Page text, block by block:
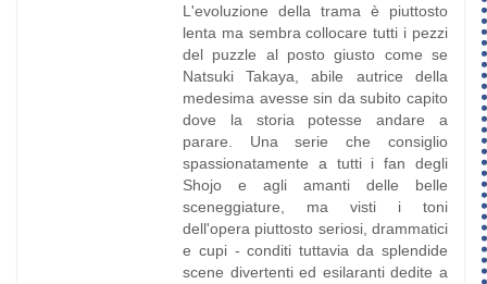
L'evoluzione della trama è piuttosto
lenta ma sembra collocare tutti i pezzi
del puzzle al posto giusto come se
Natsuki Takaya, abile autrice della
medesima avesse sin da subito capito
dove la storia potesse andare a
parare. Una serie che consiglio
spassionatamente a tutti i fan degli
Shojo e agli amanti delle belle
sceneggiature, ma visti i toni
dell'opera piuttosto seriosi, drammatici
e cupi - conditi tuttavia da splendide
scene divertenti ed esilaranti dedite a